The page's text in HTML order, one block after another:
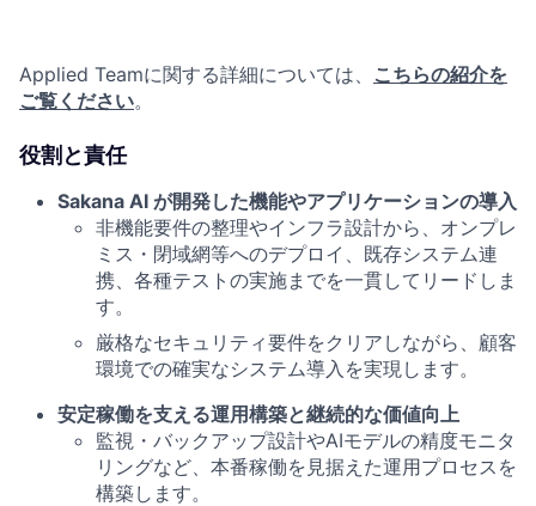
Applied Teamに関する詳細については、 こちらの紹介を
ご覧ください。
役割と責任
Sakana AI が開発した機能やアプリケーションの導入
非機能要件の整理やインフラ設計から、オンプレ
ミス・閉域網等へのデプロイ、既存システム連
携、各種テストの実施までを一貫してリードしま
す。
厳格なセキュリティ要件をクリアしながら、顧客
環境での確実なシステム導入を実現します。
安定稼働を支える運用構築と継続的な価値向上
監視・バックアップ設計やAIモデルの精度モニタ
リングなど、本番稼働を見据えた運用プロセスを
構築します。